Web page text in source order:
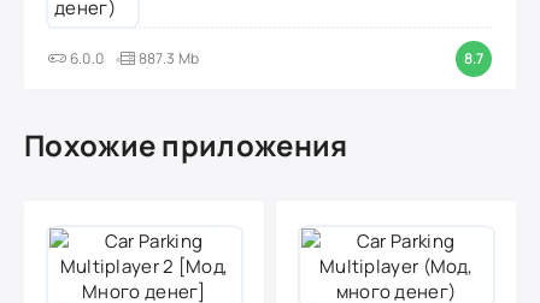
6.0.0 887.3 Mb 8.7
Похожие приложения